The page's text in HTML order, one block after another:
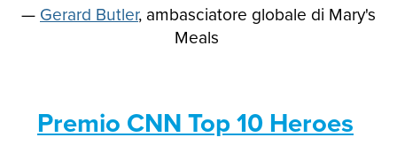
— Gerard Butler, ambasciatore globale di Mary's
Meals
Premio CNN Top 10 Heroes